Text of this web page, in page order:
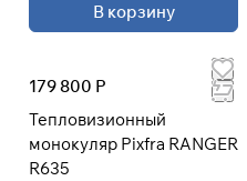
В корзину
179 800 Р
Тепловизионный
монокуляр Pixfra RANGER
R635